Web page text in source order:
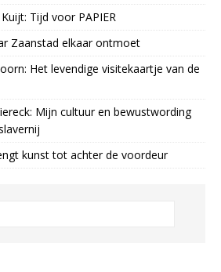
Tijd voor PAPIER
Zaanstad elkaar ontmoet
Het levendige visitekaartje van de
Mijn cultuur en bewustwording
kunst tot achter de voordeur